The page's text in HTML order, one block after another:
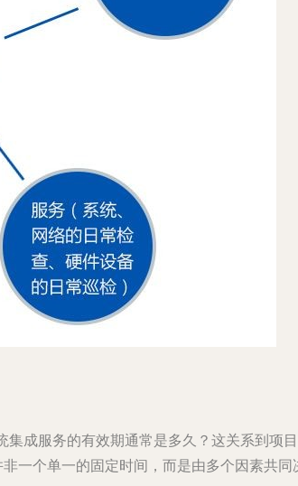
成服务的有效期通常是多久？这关系到项
一个单一的固定时间，而是由多个因素共同